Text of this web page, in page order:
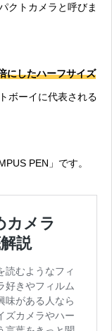
クトカメラと呼びま
にしたハーフサイズ
ボーイに代表される
PEN」です。